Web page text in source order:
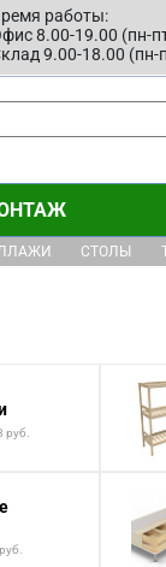
работы:
8.00-19.00 (пн-
9.00-18.00 (пн-
СТОЛЫ
руб.